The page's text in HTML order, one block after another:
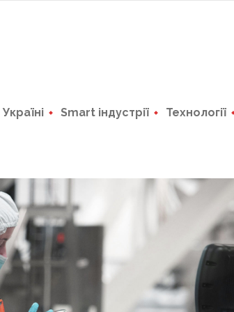
Smart індустрії Технології